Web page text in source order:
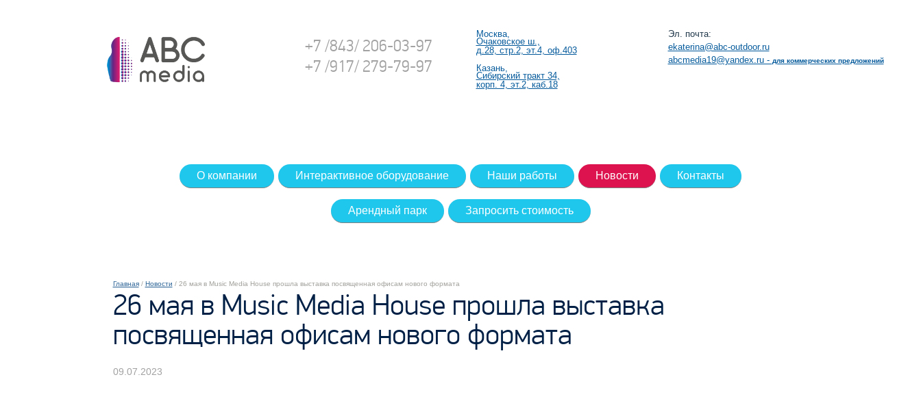
+7 /843/ 206-03-97
+7 /917/ 279-79-97
Москва,
Очаковское ш.,
д.28, стр.2, эт.4, оф.403
Казань,
Сибирский тракт 34,
корп. 4, эт.2, каб.18
Эл. почта:
ekaterina@abc-outdoor.ru
abcmedia19@yandex.ru - для коммерческих предложений
О компании Интерактивное оборудование Наши работы Новости Контакты
Арендный парк Запросить стоимость
Главная/ Новости / 26 мая в Music Media House прошла выставка посвященная офисам нового формата
26 мая в Music Media House прошла выставка
посвященная офисам нового формата
09.07.2023